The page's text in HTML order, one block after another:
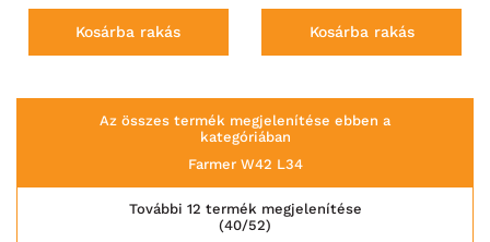
Kosárba rakás Kosárba rakás
Az összes termék megjelenítése ebben a
kategóriában
Farmer W42 L34
(40/52)
További 12 termék megjelenítése